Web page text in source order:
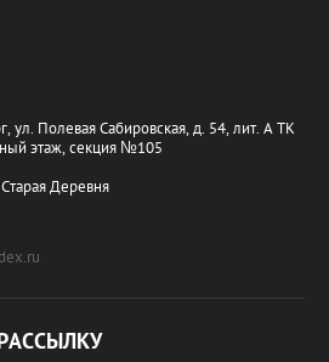
ул. Полевая Сабировская, д. 54, лит. А ТК
этаж, секция №105
Деревня